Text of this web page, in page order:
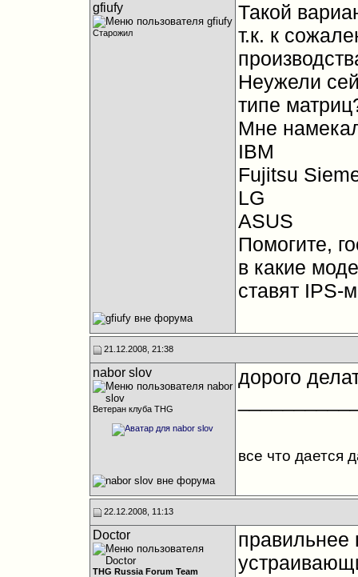
gfiufy
Старожил
Такой
т.к. к
Неужели
типе
Мне
IBM
Fujitsu
LG
ASUS
Помогите,
в какие
ставят IPS-
21.12.2008, 21:38
nabor slov
Ветеран клуба THG
дорого
все что дается
22.12.2008, 11:13
Doctor
THG Russia Forum Team
правильнее